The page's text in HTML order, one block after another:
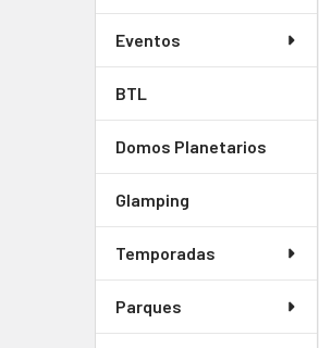
Eventos
BTL
Domos Planetarios
Glamping
Temporadas
Parques